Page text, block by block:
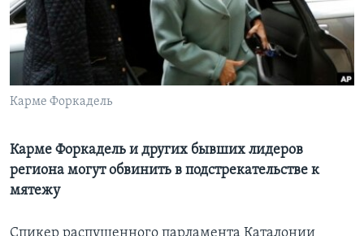
Learning English
СОЦИАЛЬНЫЕ СЕТИ
Языки
Карме Форкадель
Карме Форкадель и других бывших лидеров
региона могут обвинить в подстрекательстве к
мятежу